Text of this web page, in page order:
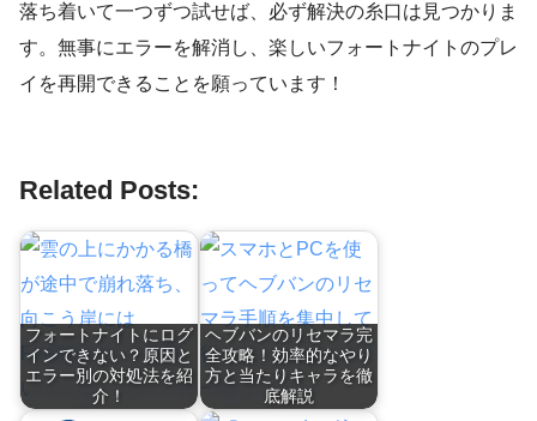
落ち着いて一つずつ試せば、必ず解決の糸口は見つかりま
す。無事にエラーを解消し、楽しいフォートナイトのプレ
イを再開できることを願っています！
Related Posts:
フォートナイトにログ
インできない？原因と
エラー別の対処法を紹
介！
ヘブバンのリセマラ完
全攻略！効率的なやり
方と当たりキャラを徹
底解説